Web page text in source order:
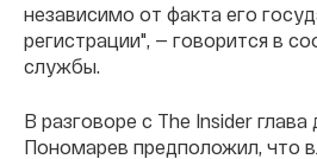
независимо от факта его
регистрации", — говорится в
службы.
В разговоре с The Insider
Пономарев предположил, что